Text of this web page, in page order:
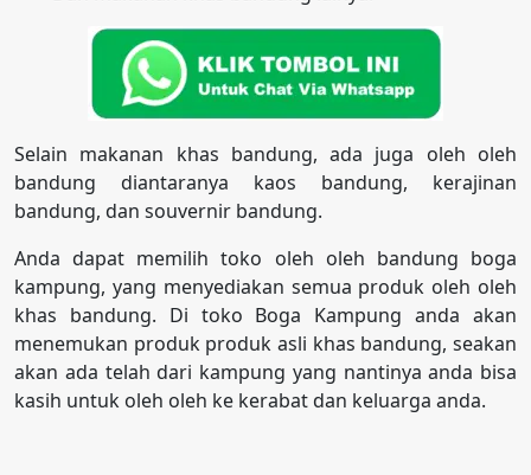
Selain makanan khas bandung, ada juga oleh oleh
bandung diantaranya kaos bandung, kerajinan
bandung, dan souvernir bandung.
Anda dapat memilih toko oleh oleh bandung boga
kampung, yang menyediakan semua produk oleh oleh
khas bandung. Di toko Boga Kampung anda akan
menemukan produk produk asli khas bandung, seakan
akan ada telah dari kampung yang nantinya anda bisa
kasih untuk oleh oleh ke kerabat dan keluarga anda.